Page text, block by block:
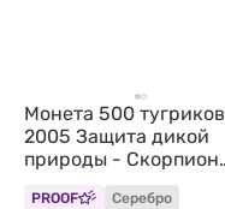
Монета 500 тугриков
2005 Защита дикой
природы - Скорпион
Монголия
PROOF Серебро